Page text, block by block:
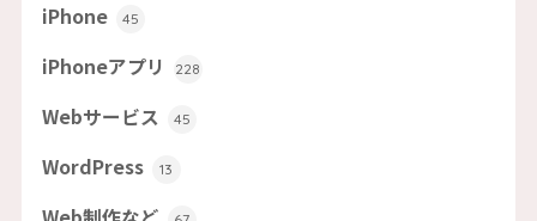
iPhone 45
iPhoneアプリ 228
Webサービス 45
WordPress 13